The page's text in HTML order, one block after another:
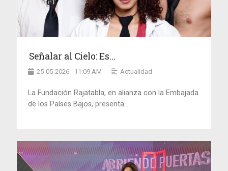
Señalar al Cielo: Es...
25-05-2026 - 11:09 AM Actualidad
La Fundación Rajatabla, en alianza con la Embajada
de los Países Bajos, presenta...